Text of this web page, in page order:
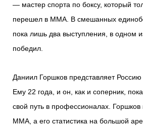
— мастер спорта по боксу, который
перешел в ММА. В смешанных
пока лишь два выступления, в одном
победил.
Даниил Горшков представляет
Ему 22 года, и он, как и соперник,
свой путь в профессионалах. Горшков
ММА, а его статистика на большой